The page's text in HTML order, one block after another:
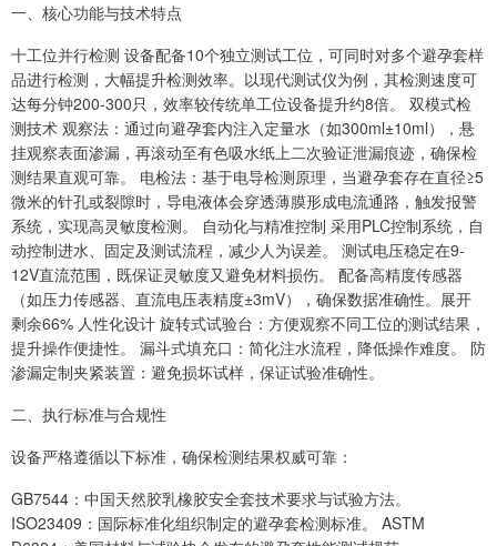
一、核心功能与技术特点
十工位并行检测 设备配备10个独立测试工位，可同时对多个避孕套样
品进行检测，大幅提升检测效率。以现代测试仪为例，其检测速度可
达每分钟200-300只，效率较传统单工位设备提升约8倍。 双模式检
测技术 观察法：通过向避孕套内注入定量水（如300ml±10ml），悬
挂观察表面渗漏，再滚动至有色吸水纸上二次验证泄漏痕迹，确保检
测结果直观可靠。 电检法：基于电导检测原理，当避孕套存在直径≥5
微米的针孔或裂隙时，导电液体会穿透薄膜形成电流通路，触发报警
系统，实现高灵敏度检测。 自动化与精准控制 采用PLC控制系统，自
动控制进水、固定及测试流程，减少人为误差。 测试电压稳定在9-
12V直流范围，既保证灵敏度又避免材料损伤。 配备高精度传感器
（如压力传感器、直流电压表精度±3mV），确保数据准确性。展开
剩余66% 人性化设计 旋转式试验台：方便观察不同工位的测试结果，
提升操作便捷性。 漏斗式填充口：简化注水流程，降低操作难度。 防
渗漏定制夹紧装置：避免损坏试样，保证试验准确性。
二、执行标准与合规性
设备严格遵循以下标准，确保检测结果权威可靠：
GB7544：中国天然胶乳橡胶安全套技术要求与试验方法。
ISO23409：国际标准化组织制定的避孕套检测标准。 ASTM